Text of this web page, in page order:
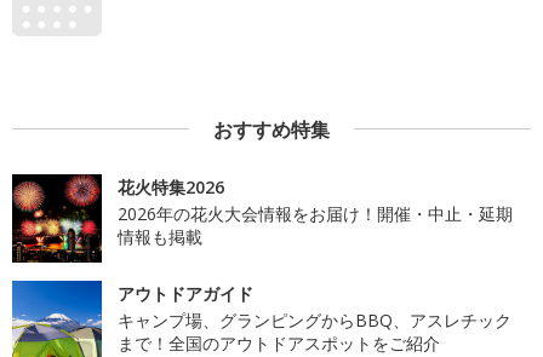
おすすめ特集
花火特集2026
2026年の花火大会情報をお届け！開催・中止・延期
情報も掲載
アウトドアガイド
キャンプ場、グランピングからBBQ、アスレチック
まで！全国のアウトドアスポットをご紹介